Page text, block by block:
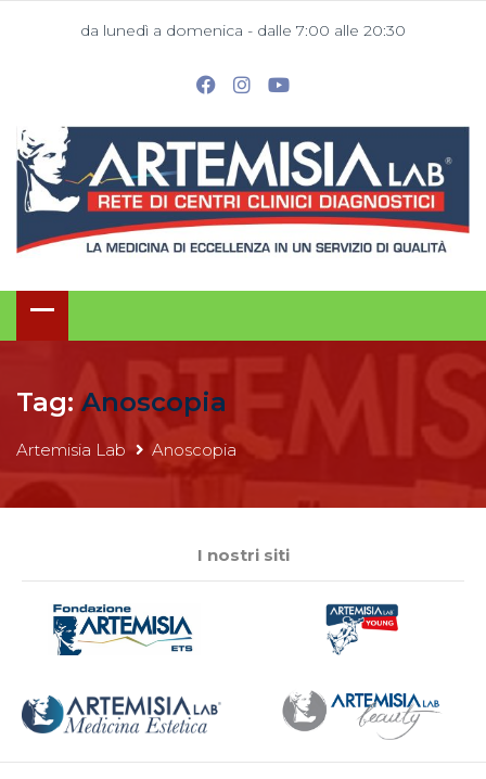
da lunedì a domenica - dalle 7:00 alle 20:30
Tag:Anoscopia
Artemisia Lab Anoscopia
I nostri siti